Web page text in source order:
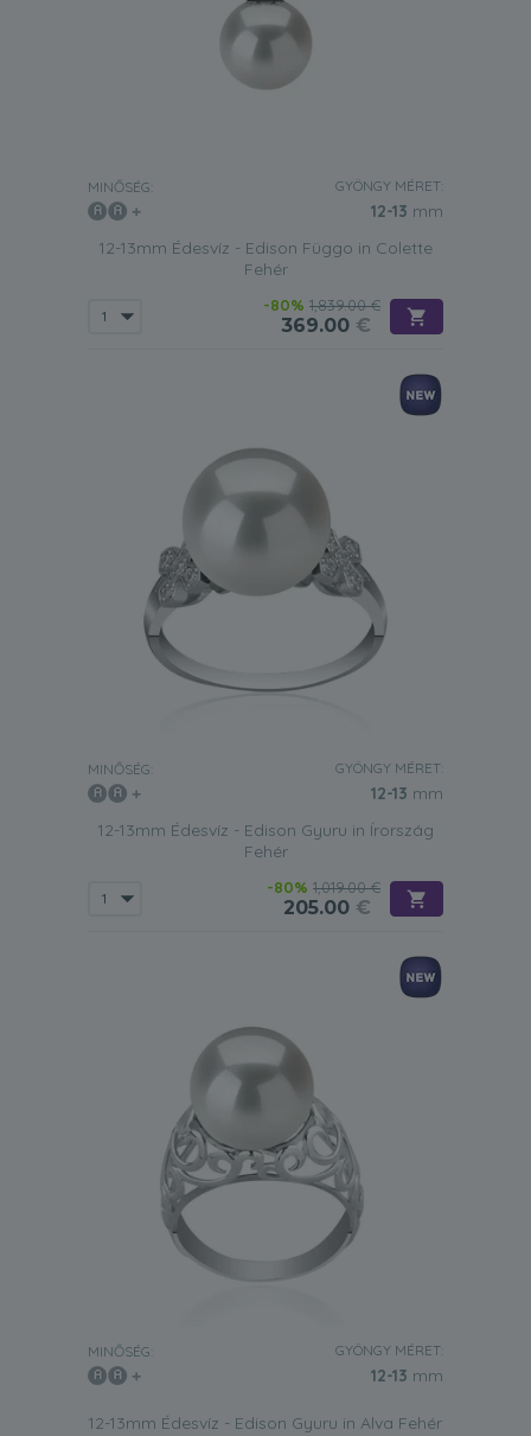
MINŐSÉG: GYÖNGY MÉRET:
12-13 mm
12-13mm Édesvíz - Edison Függo in Colette
Fehér
-80% 1,839.00 €
369.00 €
MINŐSÉG: GYÖNGY MÉRET:
12-13 mm
12-13mm Édesvíz - Edison Gyuru in Írország
Fehér
-80% 1,019.00 €
205.00 €
MINŐSÉG: GYÖNGY MÉRET:
12-13 mm
12-13mm Édesvíz - Edison Gyuru in Alva Fehér